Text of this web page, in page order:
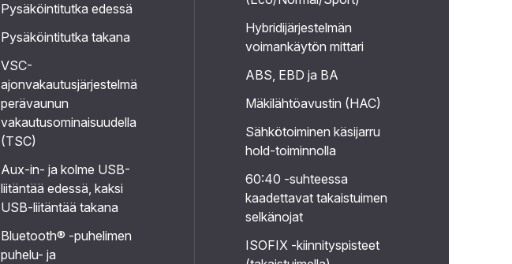
Pysäköintitutka edessä
Pysäköintitutka takana
VSC-
ajonvakautusjärjestelmä
perävaunun
vakautusominaisuudella
(TSC)
Aux-in- ja kolme USB-
liitäntää edessä, kaksi
USB-liitäntää takana
Bluetooth® -puhelimen
puhelu- ja
Hybridijärjestelmän
voimankäytön mittari
ABS, EBD ja BA
Mäkilähtöavustin (HAC)
Sähkötoiminen käsijarru
hold-toiminnolla
60:40 -suhteessa
kaadettavat takaistuimen
selkänojat
ISOFIX -kiinnityspisteet